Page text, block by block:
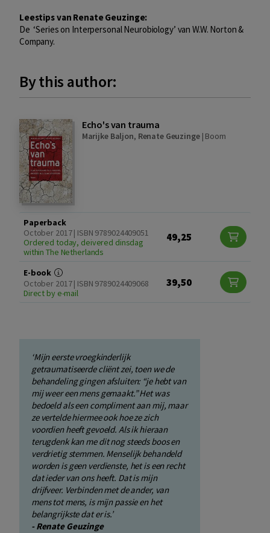
Leestips van Renate Geuzinge:
De ‘Series on Interpersonal Neurobiology’ van W.W. Norton &
Company.
By this author:
Echo's van trauma
Marijke Baljon, Renate Geuzinge| Boom
Paperback
October 2017 | ISBN 9789024409051
Ordered today, deivered dinsdag
within The Netherlands
49,25
E-book
October 2017 | ISBN 9789024409068
Direct by e-mail
39,50
‘Mijn eerste vroegkinderlijk
getraumatiseerde cliënt zei, toen we de
behandeling gingen afsluiten: “je hebt van
mij weer een mens gemaakt.” Het was
bedoeld als een compliment aan mij, maar
ze vertelde hiermee ook hoe ze zich
voordien heeft gevoeld. Als ik hieraan
terugdenk kan me dit nog steeds boos en
verdrietig stemmen. Menselijk behandeld
worden is geen verdienste, het is een recht
dat ieder van ons heeft. Dat is mijn
drijfveer. Verbinden met de ander, van
mens tot mens, is mijn passie en het
belangrijkste dat er is.’
- Renate Geuzinge